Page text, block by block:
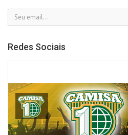
Redes Sociais